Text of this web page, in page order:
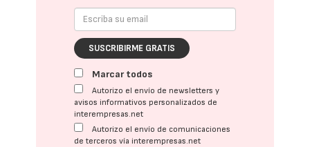
SUSCRIBIRME GRATIS
Marcar todos
Autorizo el envío de newsletters y
avisos informativos personalizados de
interempresas.net
Autorizo el envío de comunicaciones
de terceros vía interempresas.net